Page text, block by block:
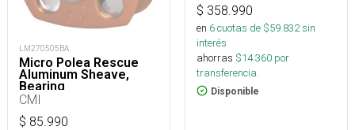
LM270505BA
Micro Polea Rescue
Aluminum Sheave,
Bearing
CMI
$ 85.990
$ 358.990
en 6cuotas de $59.832sin
interés
ahorras $14.360 por
transferencia.
Disponible